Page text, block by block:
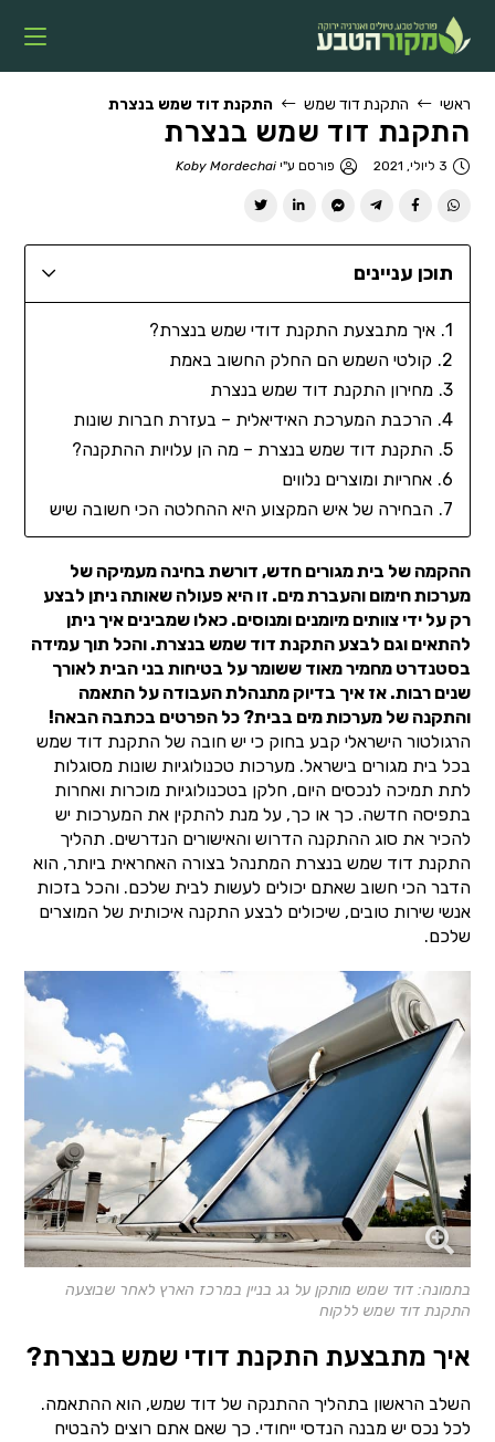
ראשי התקנת דוד שמש התקנת דוד שמש בנצרת
התקנת דוד שמש בנצרת
3 ליולי, 2021 פורסם ע"יKoby Mordechai
תוכן עניינים
איך מתבצעת התקנת דודי שמש בנצרת?
קולטי השמש הם החלק החשוב באמת
מחירון התקנת דוד שמש בנצרת
הרכבת המערכת האידיאלית – בעזרת חברות שונות
התקנת דוד שמש בנצרת – מה הן עלויות ההתקנה?
אחריות ומוצרים נלווים
הבחירה של איש המקצוע היא ההחלטה הכי חשובה שיש
ההקמה של בית מגורים חדש, דורשת בחינה מעמיקה של
מערכות חימום והעברת מים. זו היא פעולה שאותה ניתן לבצע
רק על ידי צוותים מיומנים ומנוסים. כאלו שמבינים איך ניתן
להתאים וגם לבצע התקנת דוד שמש בנצרת. והכל תוך עמידה
בסטנדרט מחמיר מאוד ששומר על בטיחות בני הבית לאורך
שנים רבות. אז איך בדיוק מתנהלת העבודה על התאמה
והתקנה של מערכות מים בבית? כל הפרטים בכתבה הבאה!
הרגולטור הישראלי קבע בחוק כי יש חובה של התקנת דוד שמש
בכל בית מגורים בישראל. מערכות טכנולוגיות שונות מסוגלות
לתת תמיכה לנכסים היום, חלקן בטכנולוגיות מוכרות ואחרות
בתפיסה חדשה. כך או כך, על מנת להתקין את המערכות יש
להכיר את סוג ההתקנה הדרוש והאישורים הנדרשים. תהליך
התקנת דוד שמש בנצרת המתנהל בצורה האחראית ביותר, הוא
הדבר הכי חשוב שאתם יכולים לעשות לבית שלכם. והכל בזכות
אנשי שירות טובים, שיכולים לבצע התקנה איכותית של המוצרים
שלכם.
בתמונה: דוד שמש מותקן על גג בניין במרכז הארץ לאחר שבוצעה
התקנת דוד שמש ללקוח
איך מתבצעת התקנת דודי שמש בנצרת?
השלב הראשון בתהליך ההתנקה של דוד שמש, הוא ההתאמה.
לכל נכס יש מבנה הנדסי ייחודי. כך שאם אתם רוצים להבטיח